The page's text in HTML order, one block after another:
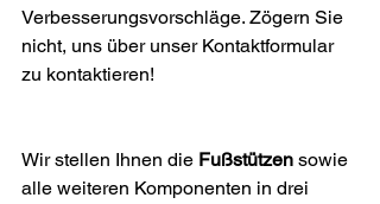
Verbesserungsvorschläge. Zögern Sie
nicht, uns über unser Kontaktformular
zu kontaktieren!
Wir stellen Ihnen die Fußstützen sowie
alle weiteren Komponenten in drei